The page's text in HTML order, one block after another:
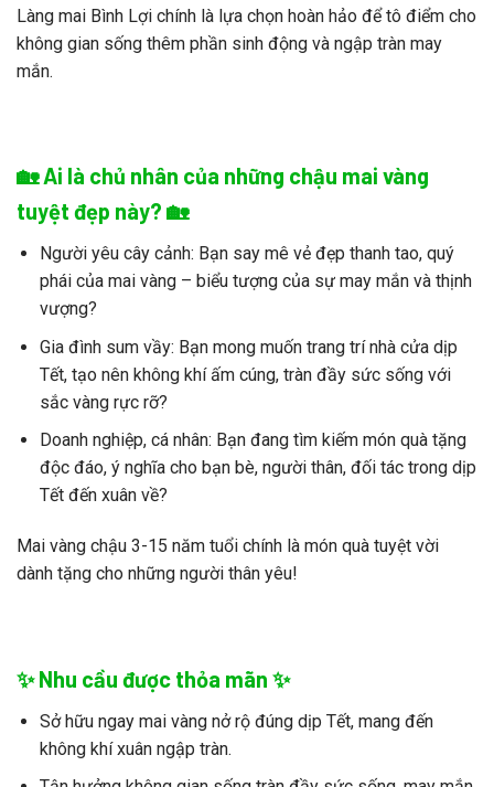
Làng mai Bình Lợi chính là lựa chọn hoàn hảo để tô điểm cho
không gian sống thêm phần sinh động và ngập tràn may
mắn.
🏡 Ai là chủ nhân của những chậu mai vàng
tuyệt đẹp này? 🏡
Người yêu cây cảnh: Bạn say mê vẻ đẹp thanh tao, quý
phái của mai vàng– biểu tượng của sự may mắn và thịnh
vượng?
Gia đình sum vầy: Bạn mong muốn trang trí nhà cửa dịp
Tết, tạo nên không khí ấm cúng, tràn đầy sức sống với
sắc vàng rực rỡ?
Doanh nghiệp, cá nhân: Bạn đang tìm kiếm món quà tặng
độc đáo, ý nghĩa cho bạn bè, người thân, đối tác trong dịp
Tết đến xuân về?
Mai vàng chậu 3-15 năm tuổi chính là món quà tuyệt vời
dành tặng cho những người thân yêu!
✨ Nhu cầu được thỏa mãn ✨
Sở hữu ngay mai vàngnở rộ đúng dịp Tết, mang đến
không khí xuân ngập tràn.